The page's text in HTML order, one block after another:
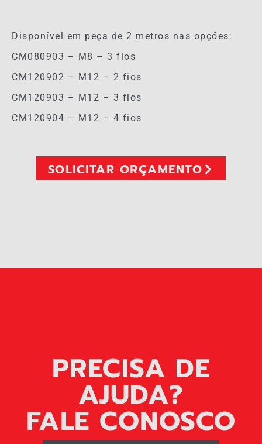
Disponível em peça de 2 metros nas opções:
CM080903 – M8 – 3 fios
CM120902 – M12 – 2 fios
CM120903 – M12 – 3 fios
CM120904 – M12 – 4 fios
SOLICITAR ORÇAMENTO
PRECISA DE
AJUDA?
FALE CONOSCO